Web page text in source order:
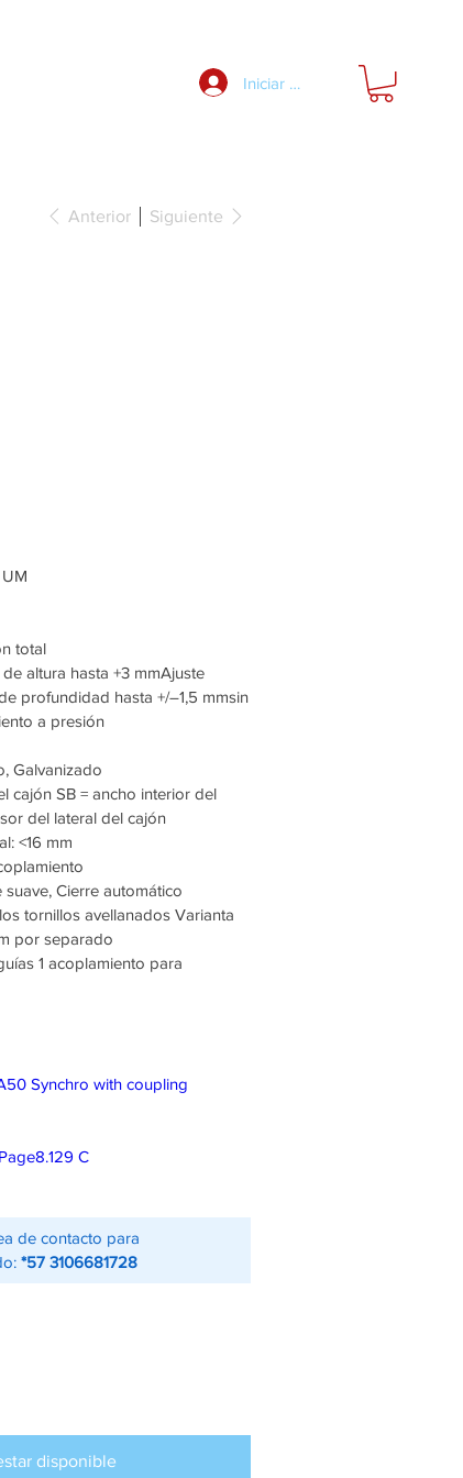
Iniciar Sesión
Anterior Siguiente
total
altura hasta +3 mmAjuste
profundidad hasta +/–1,5 mmsin
a presión
Galvanizado
cajón SB = ancho interior del
del lateral del cajón
<16 mm
Cierre automático
tornillos avellanados Varianta
por separado
1 acoplamiento para
Synchro with coupling
C
de contacto para
*57 3106681728
disponible